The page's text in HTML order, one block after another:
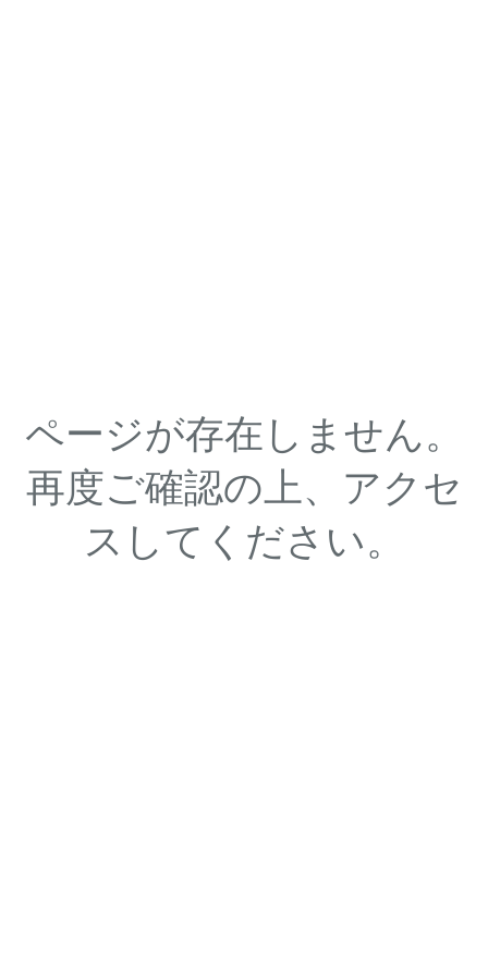
ページが存在しません。
再度ご確認の上、アクセ
スしてください。